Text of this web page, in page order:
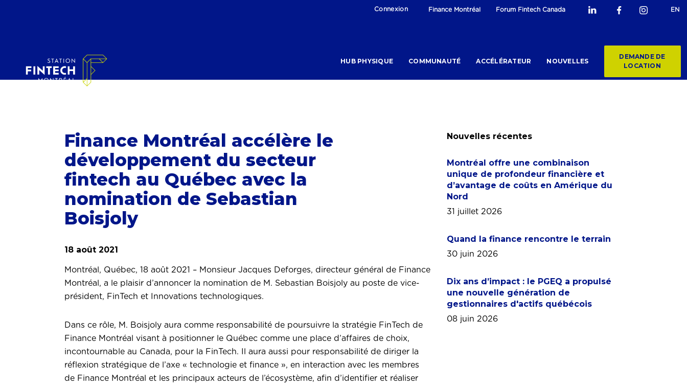
Finance Montréal Forum Fintech Canada
Connexion EN
HUB PHYSIQUE COMMUNAUTÉ ACCÉLÉRATEUR NOUVELLES
DEMANDE DE
LOCATION
Finance Montréal accélère le
développement du secteur
fintech au Québec avec la
nomination de Sebastian
Boisjoly
18 août 2021
Montréal, Québec, 18 août 2021 – Monsieur Jacques Deforges, directeur général de Finance
Montréal, a le plaisir d’annoncer la nomination de M. Sebastian Boisjoly au poste de vice-
président, FinTech et Innovations technologiques.
Dans ce rôle, M. Boisjoly aura comme responsabilité de poursuivre la stratégie FinTech de
Finance Montréal visant à positionner le Québec comme une place d’affaires de choix,
incontournable au Canada, pour la FinTech. Il aura aussi pour responsabilité de diriger la
réflexion stratégique de l’axe « technologie et finance », en interaction avec les membres
de Finance Montréal et les principaux acteurs de l’écosystème, afin d’identifier et réaliser
Nouvelles récentes
Montréal offre une combinaison
unique de profondeur financière et
d’avantage de coûts en Amérique du
Nord
31 juillet 2026
Quand la finance rencontre le terrain
30 juin 2026
Dix ans d’impact : le PGEQ a propulsé
une nouvelle génération de
gestionnaires d'actifs québécois
08 juin 2026